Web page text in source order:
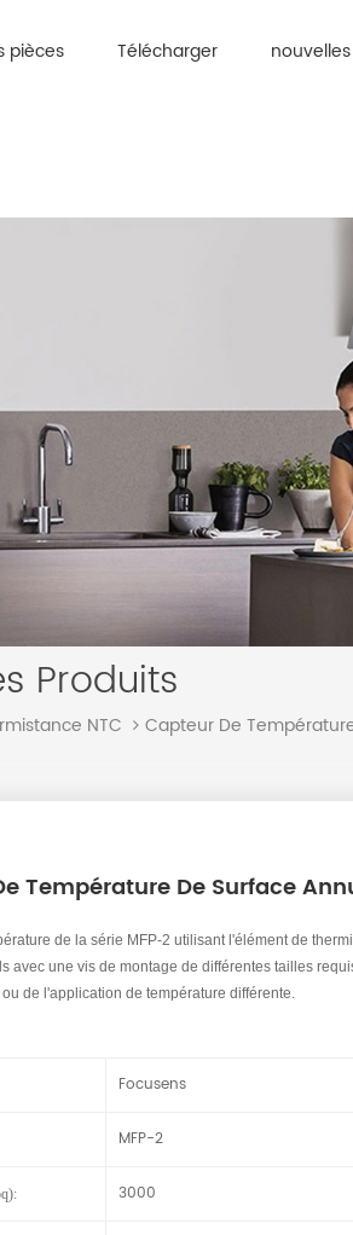
pièces Télécharger nouvelles
Produits
NTC Capteur De
Température De Surface
de la série MFP-2 utilisant l'élément de
avec une vis de montage de différentes tailles
de l'application de température différente.
Focusens
MFP-2
3000